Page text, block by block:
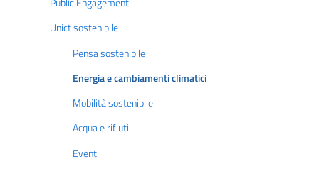
Unict sostenibile
Pensa sostenibile
Energia e cambiamenti climatici
Mobilità sostenibile
Acqua e rifiuti
Eventi